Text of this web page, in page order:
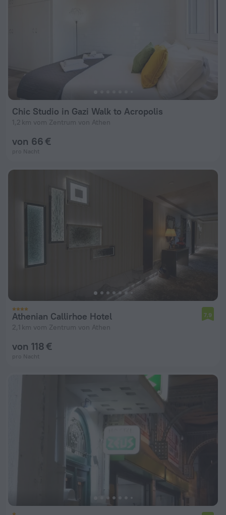
Chic Studio in Gazi Walk to Acropolis
1,2 km vom Zentrum von Athen
von 66 €
pro Nacht
Athenian Callirhoe Hotel
2,1 km vom Zentrum von Athen
7,9
von 118 €
pro Nacht